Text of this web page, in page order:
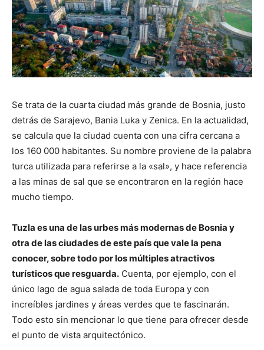
Se trata de la cuarta ciudad más grande de Bosnia, justo
detrás de Sarajevo, Bania Luka y Zenica. En la actualidad,
se calcula que la ciudad cuenta con una cifra cercana a
los 160 000 habitantes. Su nombre proviene de la palabra
turca utilizada para referirse a la «sal», y hace referencia
a las minas de sal que se encontraron en la región hace
mucho tiempo.
Tuzla es una de las urbes más modernas de Bosnia y
otra de las ciudades de este país que vale la pena
conocer, sobre todo por los múltiples atractivos
turísticos que resguarda. Cuenta, por ejemplo, con el
único lago de agua salada de toda Europa y con
increíbles jardines y áreas verdes que te fascinarán.
Todo esto sin mencionar lo que tiene para ofrecer desde
el punto de vista arquitectónico.